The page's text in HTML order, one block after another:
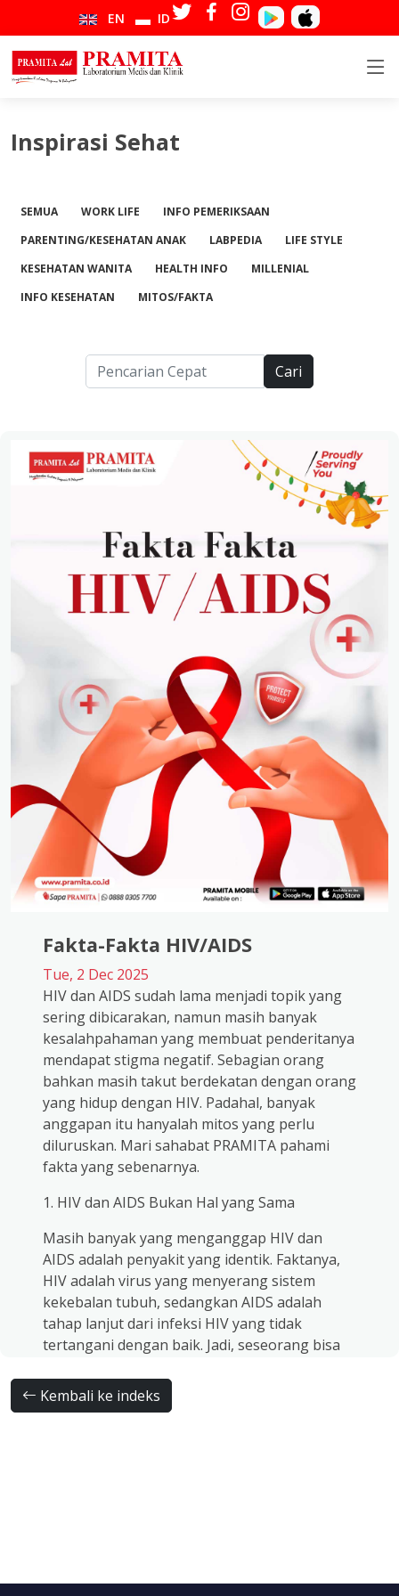
EN ID
Inspirasi Sehat
SEMUA WORK LIFE
INFO PEMERIKSAAN
PARENTING/KESEHATAN ANAK
LABPEDIA
LIFE STYLE
KESEHATAN WANITA
HEALTH INFO
MILLENIAL
INFO KESEHATAN
MITOS/FAKTA
Cari
Fakta-Fakta HIV/AIDS
Tue, 2 Dec 2025
HIV dan AIDS sudah lama menjadi topik yang
sering dibicarakan, namun masih banyak
kesalahpahaman yang membuat penderitanya
mendapat stigma negatif. Sebagian orang
bahkan masih takut berdekatan dengan orang
yang hidup dengan HIV. Padahal, banyak
anggapan itu hanyalah mitos yang perlu
diluruskan. Mari sahabat PRAMITA pahami
fakta yang sebenarnya.
1. HIV dan AIDS Bukan Hal yang Sama
Masih banyak yang menganggap HIV dan
AIDS adalah penyakit yang identik. Faktanya,
HIV adalah virus yang menyerang sistem
kekebalan tubuh, sedangkan AIDS adalah
tahap lanjut dari infeksi HIV yang tidak
tertangani dengan baik. Jadi, seseorang bisa
tanpa pernah mengalami AIDS, asalkan rutin
berobat.
PRAMITA tidak perlu takut berinteraksi
Kembali ke indeks